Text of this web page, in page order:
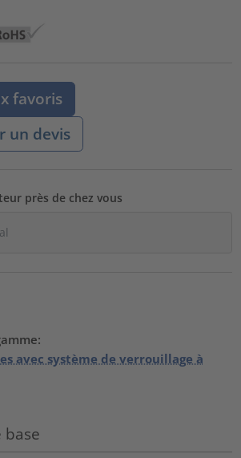
favoris
un devis
près de chez vous
avec système de verrouillage à
base